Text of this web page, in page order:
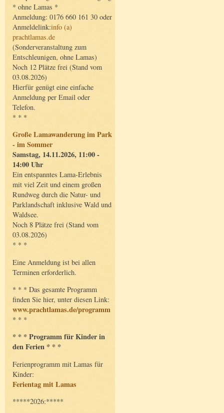
* ohne Lamas *
Anmeldung: 0176 660 161 30 oder
Anmeldelink:info (a)
prachtlamas.de
(Sonderveranstaltung zum
Entschleunigen, ohne Lamas)
Noch 12 Plätze frei (Stand vom
03.08.2026)
Hierfür genügt eine einfache
Anmeldung per Email oder
Telefon.
* * *
Große Lamawanderung im Park
- im Sommer
Samstag, 14.11.2026, 11:00 -
14:00 Uhr
Ein entspanntes Lama-Erlebnis
mit viel Zeit und einem großen
Rundweg durch die Natur- und
Parklandschaft inklusive Wald und
Waldsee.
Noch 8 Plätze frei (Stand vom
03.08.2026)
* * *
Eine Anmeldung ist bei allen
Terminen erforderlich.
* * * Das gesamte Programm
finden Sie hier, unter diesen Link:
www.prachtlamas.de/programm
* * *
* * * Programm für Kinder in
den Ferien * * *
Ferienprogramm mit Lamas für
Kinder:
Ferientag mit Lamas
*****2026:*****